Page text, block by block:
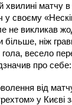
хвилині матчу
у своєму
не викликав
більше, ніж
гола, весело
про
від
у Києві